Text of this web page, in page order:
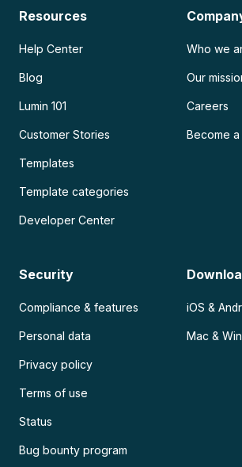
Resources
Help Center
Blog
Lumin 101
Customer Stories
Templates
Template categories
Developer Center
Who we
Our
Careers
Become
Security
Compliance & features
Personal data
Privacy policy
Terms of use
Status
Bug bounty program
iOS &
Mac &